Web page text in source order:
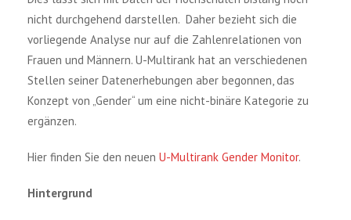
nicht durchgehend darstellen. Daher bezieht sich die
vorliegende Analyse nur auf die Zahlenrelationen von
Frauen und Männern. U-Multirank hat an verschiedenen
Stellen seiner Datenerhebungen aber begonnen, das
Konzept von „Gender“ um eine nicht-binäre Kategorie zu
ergänzen.
Hier finden Sie den neuen U-Multirank Gender Monitor.
Hintergrund